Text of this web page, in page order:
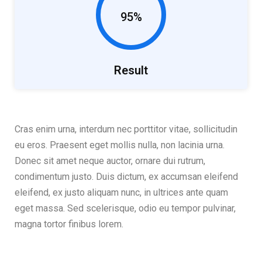
95%
Result
Cras enim urna, interdum nec porttitor vitae, sollicitudin
eu eros. Praesent eget mollis nulla, non lacinia urna.
Donec sit amet neque auctor, ornare dui rutrum,
condimentum justo. Duis dictum, ex accumsan eleifend
eleifend, ex justo aliquam nunc, in ultrices ante quam
eget massa. Sed scelerisque, odio eu tempor pulvinar,
magna tortor finibus lorem.